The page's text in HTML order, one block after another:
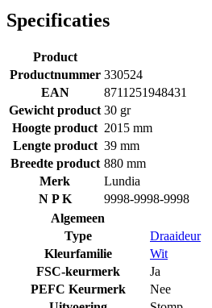
Specificaties
Product
Productnummer 330524
EAN
8711251948431
Gewicht product 30 gr
Hoogte product 2015 mm
Lengte product 39 mm
Breedte product 880 mm
Merk
Lundia
N P K
9998-9998-9998
Algemeen
Type
Draaideur
Kleurfamilie
Wit
FSC-keurmerk
Ja
PEFC Keurmerk
Nee